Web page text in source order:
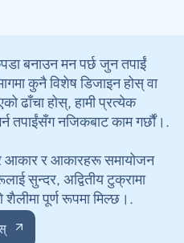
बनाउन मन पर्छ जुन तपाईं
कुनै विशेष डिजाइन होस् वा
ढाँचा होस्, हामी प्रत्येक
तपाईंसँग नजिकबाट काम गर्छौं।.
आकार र आकारहरू समायोजन
सुन्दर, अद्वितीय टुक्रामा
शैलीमा पूर्ण रूपमा मिल्छ।.